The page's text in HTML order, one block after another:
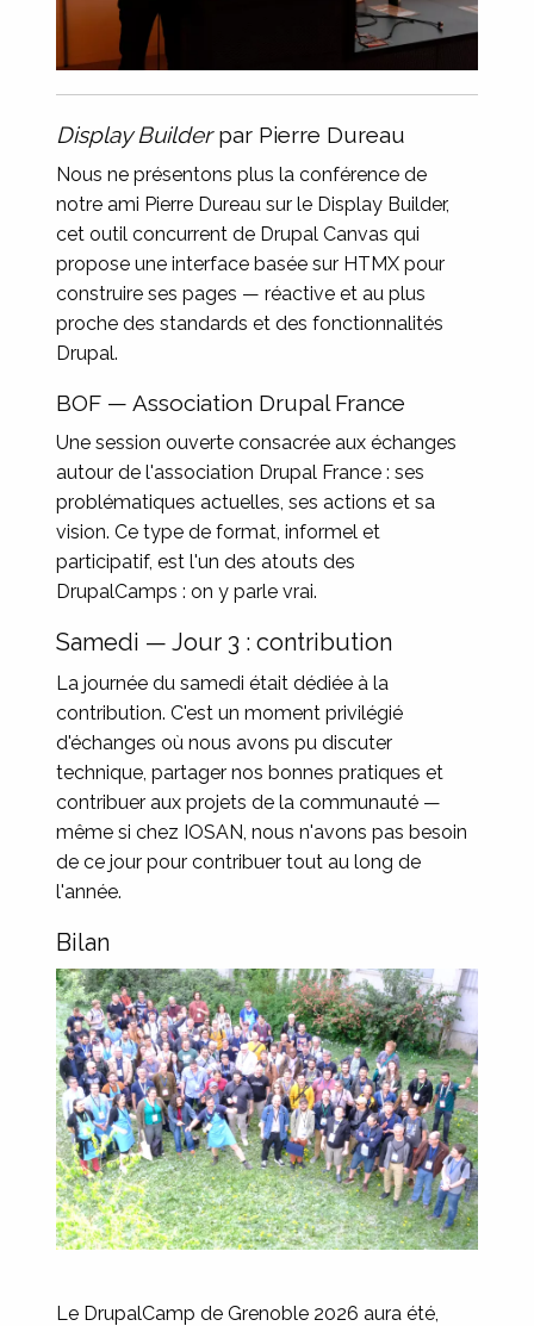
Display Builderpar Pierre Dureau
Nous ne présentons plus la conférence de
notre ami Pierre Dureau sur le Display Builder,
cet outil concurrent de Drupal Canvas qui
propose une interface basée sur HTMX pour
construire ses pages — réactive et au plus
proche des standards et des fonctionnalités
Drupal.
BOF — Association Drupal France
Une session ouverte consacrée aux échanges
autour de l'association Drupal France : ses
problématiques actuelles, ses actions et sa
vision. Ce type de format, informel et
participatif, est l'un des atouts des
DrupalCamps : on y parle vrai.
Samedi — Jour 3 : contribution
La journée du samedi était dédiée à la
contribution. C'est un moment privilégié
d'échanges où nous avons pu discuter
technique, partager nos bonnes pratiques et
contribuer aux projets de la communauté —
même si chez IOSAN, nous n'avons pas besoin
de ce jour pour contribuer tout au long de
l'année.
Bilan
Le DrupalCamp de Grenoble 2026 aura été,